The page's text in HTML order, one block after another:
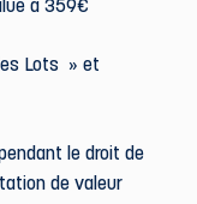
à 359€
Lots » et
le droit de
de valeur